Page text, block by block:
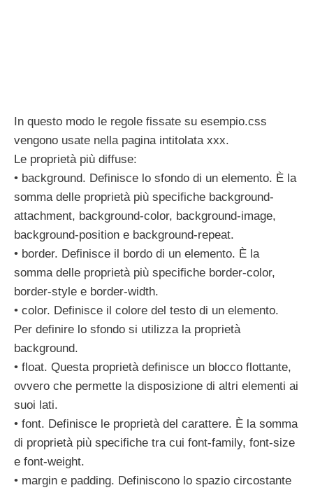
In questo modo le regole fissate su esempio.css
vengono usate nella pagina intitolata xxx.
Le proprietà più diffuse:
• background. Definisce lo sfondo di un elemento. È la
somma delle proprietà più specifiche background-
attachment, background-color, background-image,
background-position e background-repeat.
• border. Definisce il bordo di un elemento. È la
somma delle proprietà più specifiche border-color,
border-style e border-width.
• color. Definisce il colore del testo di un elemento.
Per definire lo sfondo si utilizza la proprietà
background.
• float. Questa proprietà definisce un blocco flottante,
ovvero che permette la disposizione di altri elementi ai
suoi lati.
• font. Definisce le proprietà del carattere. È la somma
di proprietà più specifiche tra cui font-family, font-size
e font-weight.
• margin e padding. Definiscono lo spazio circostante